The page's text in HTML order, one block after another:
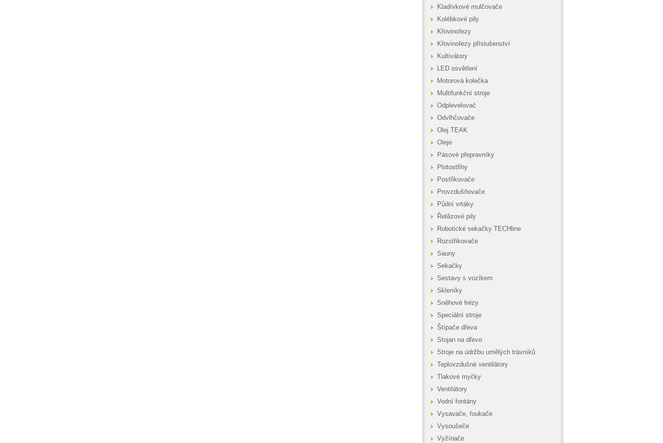
Kladívkové mulčovače
Kolébkové pily
Křovinořezy
Křovinořezy příslušenství
Kultivátory
LED osvětlení
Motorová kolečka
Multifunkční stroje
Odplevelovač
Odvlhčovače
Olej TEAK
Oleje
Pásové přepravníky
Plotostřihy
Postřikovače
Provzdušňovače
Půdní vrtáky
Řetězové pily
Robotické sekačky TECHline
Rozstřikovače
Sauny
Sekačky
Sestavy s vozíkem
Skleníky
Sněhové frézy
Speciální stroje
Štípače dřeva
Stojan na dřevo
Stroje na údržbu umělých trávníků
Teplovzdušné ventilátory
Tlakové myčky
Ventilátory
Vodní fontány
Vysavače, foukače
Vysoušeče
Vyžínače